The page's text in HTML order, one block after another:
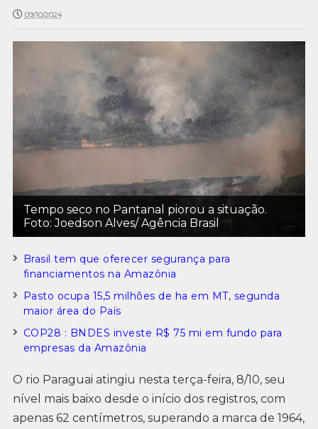
09/10/2024
Tempo seco no Pantanal piorou a situação.
Foto: Joedson Alves/ Agência Brasil
Brasil tem que oferecer segurança para
financiamentos na Amazônia
Pasto ocupa 15,5 milhões de ha em MT, segunda
maior área do País
COP28 : BNDES investe R$ 75 mi em fundo para
empresas da Amazônia
O rio Paraguai atingiu nesta terça-feira, 8/10, seu
nível mais baixo desde o início dos registros, com
apenas 62 centímetros, superando a marca de 1964,